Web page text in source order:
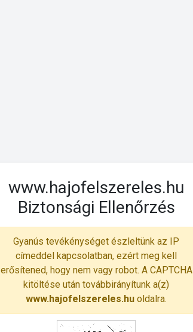
www.hajofelszereles.hu
Biztonsági Ellenőrzés
Gyanús tevékénységet észleltünk az IP
címeddel kapcsolatban, ezért meg kell
erősítened, hogy nem vagy robot. A CAPTCHA
kitöltése után továbbirányítunk a(z)
www.hajofelszereles.hu oldalra.